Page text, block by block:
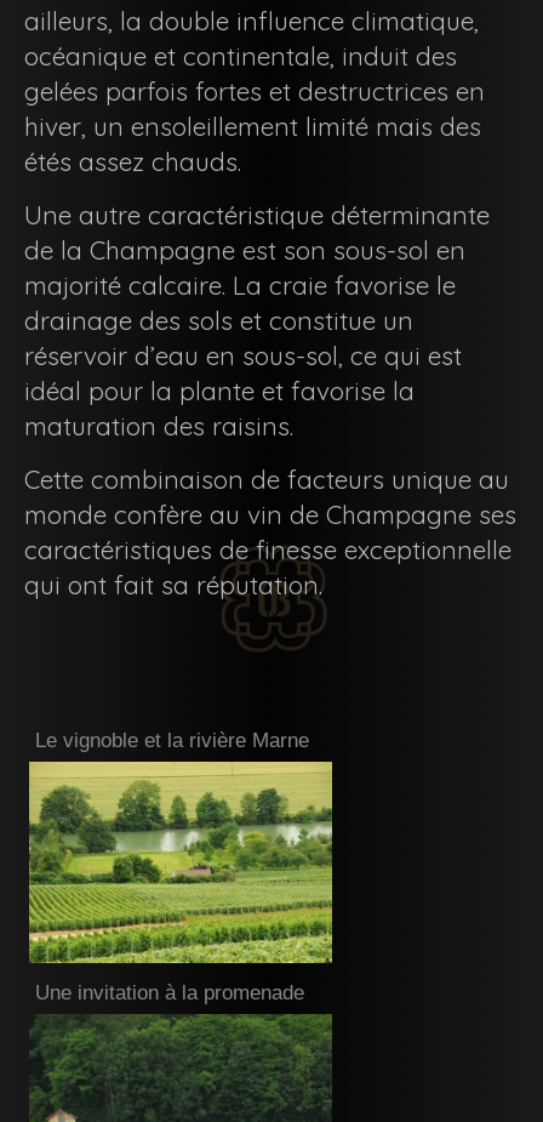
ailleurs, la double influence climatique,
océanique et continentale, induit des
gelées parfois fortes et destructrices en
hiver, un ensoleillement limité mais des
étés assez chauds.
Une autre caractéristique déterminante
de la Champagne est son sous-sol en
majorité calcaire. La craie favorise le
drainage des sols et constitue un
réservoir d’eau en sous-sol, ce qui est
idéal pour la plante et favorise la
maturation des raisins.
Cette combinaison de facteurs unique au
monde confère au vin de Champagne ses
caractéristiques de finesse exceptionnelle
qui ont fait sa réputation.
Le vignoble et la rivière Marne
Une invitation à la promenade